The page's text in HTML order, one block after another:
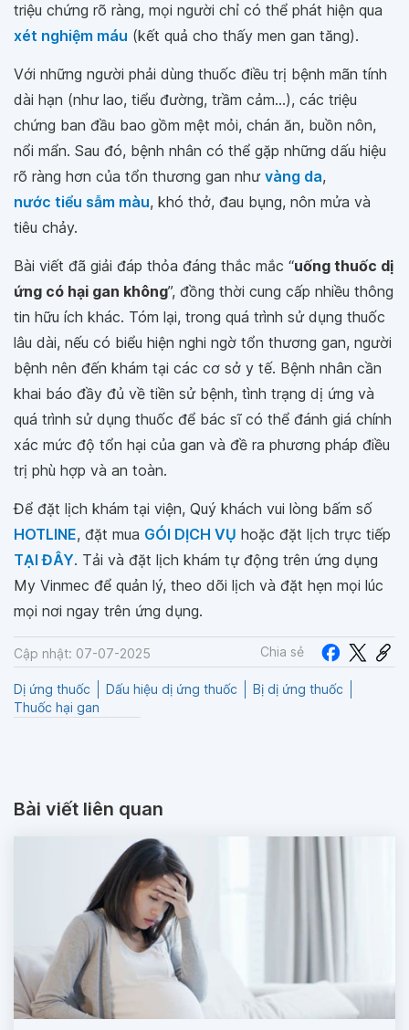
triệu chứng rõ ràng, mọi người chỉ có thể phát hiện qua
xét nghiệm máu (kết quả cho thấy men gan tăng).
Với những người phải dùng thuốc điều trị bệnh mãn tính
dài hạn (như lao, tiểu đường, trầm cảm…), các triệu
chứng ban đầu bao gồm mệt mỏi, chán ăn, buồn nôn,
nổi mẩn. Sau đó, bệnh nhân có thể gặp những dấu hiệu
rõ ràng hơn của tổn thương gan như vàng da,
nước tiểu sẫm màu, khó thở, đau bụng, nôn mửa và
tiêu chảy.
Bài viết đã giải đáp thỏa đáng thắc mắc “uống thuốc dị
ứng có hại gan không”, đồng thời cung cấp nhiều thông
tin hữu ích khác. Tóm lại, trong quá trình sử dụng thuốc
lâu dài, nếu có biểu hiện nghi ngờ tổn thương gan, người
bệnh nên đến khám tại các cơ sở y tế. Bệnh nhân cần
khai báo đầy đủ về tiền sử bệnh, tình trạng dị ứng và
quá trình sử dụng thuốc để bác sĩ có thể đánh giá chính
xác mức độ tổn hại của gan và đề ra phương pháp điều
trị phù hợp và an toàn.
Để đặt lịch khám tại viện, Quý khách vui lòng bấm số
HOTLINE, đặt mua GÓI DỊCH VỤ hoặc đặt lịch trực tiếp
TẠI ĐÂY. Tải và đặt lịch khám tự động trên ứng dụng
My Vinmec để quản lý, theo dõi lịch và đặt hẹn mọi lúc
mọi nơi ngay trên ứng dụng.
Cập nhật: 07-07-2025 Chia sẻ
Dị ứng thuốc Dấu hiệu dị ứng thuốc
Bị dị ứng thuốc
Thuốc hại gan
Bài viết liên quan